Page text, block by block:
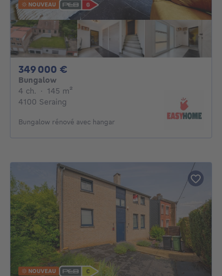
NOUVEAU
349 000 €
Bungalow
4 ch. 4 chambres
· 145 m²
4100 Seraing
Bungalow rénové avec hangar
NOUVEAU